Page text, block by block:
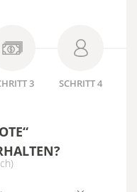
3 SCHRITT 4